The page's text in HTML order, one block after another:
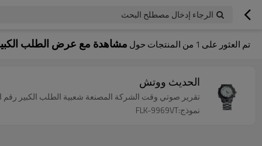
الرجاء إدخال مصطلح البحث
تم العثور على 1 من المنتجات حول مشاهدة مع عرض الطلب
الحديث ووتش
تقرير صوتي وقت الشركة المصنعة شعبية الطلب الكبير رقم
نموذج:FLK-9969VT